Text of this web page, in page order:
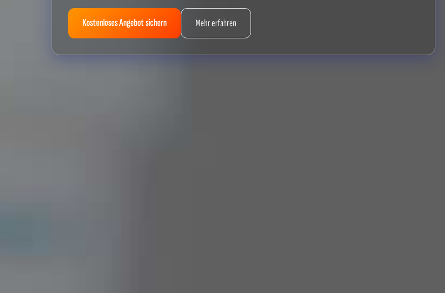
Kostenloses Angebot sichern Mehr erfahren